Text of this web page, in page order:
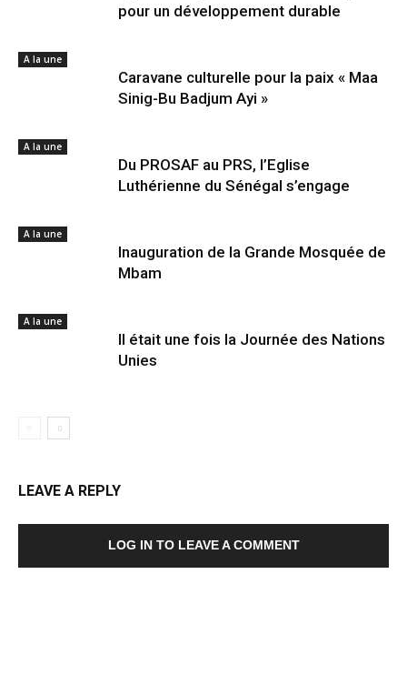
pour un développement durable
A la une
Caravane culturelle pour la paix « Maa
Sinig-Bu Badjum Ayi »
A la une
Du PROSAF au PRS, l’Eglise
Luthérienne du Sénégal s’engage
A la une
Inauguration de la Grande Mosquée de
Mbam
A la une
Il était une fois la Journée des Nations
Unies
LEAVE A REPLY
LOG IN TO LEAVE A COMMENT